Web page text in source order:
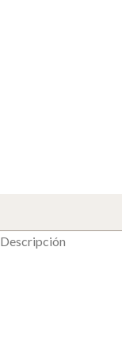
Descripción